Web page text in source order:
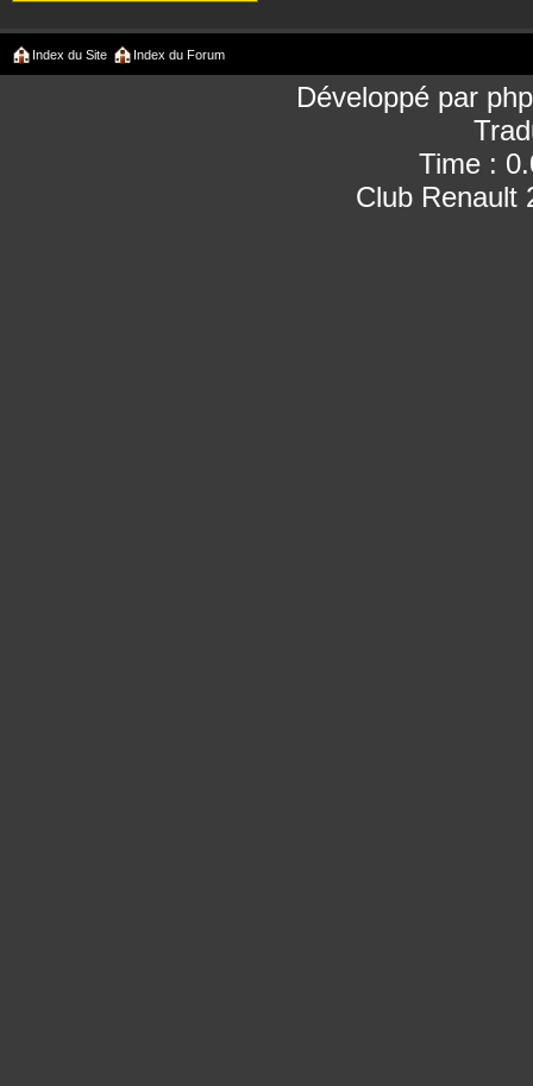
Index du Site Index du Forum
Développé par
Time :
Club Renault